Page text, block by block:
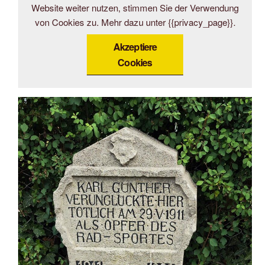
Website weiter nutzen, stimmen Sie der Verwendung
von Cookies zu. Mehr dazu unter {{privacy_page}}.
Akzeptiere
Cookies